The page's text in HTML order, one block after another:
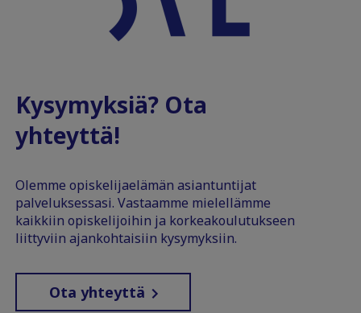
Kysymyksiä? Ota
yhteyttä!
Olemme opiskelijaelämän asiantuntijat
palveluksessasi. Vastaamme mielellämme
kaikkiin opiskelijoihin ja korkeakoulutukseen
liittyviin ajankohtaisiin kysymyksiin.
Ota yhteyttä